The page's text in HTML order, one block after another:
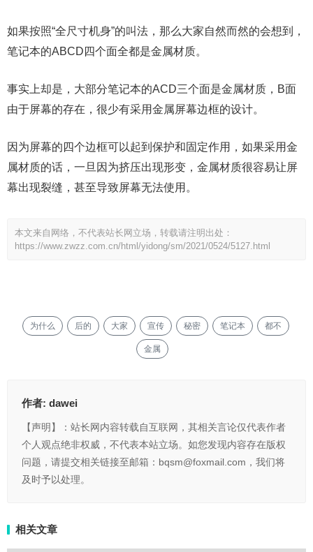
如果按照“全尺寸机身”的叫法，那么大家自然而然的会想到，
笔记本的ABCD四个面全都是金属材质。
事实上却是，大部分笔记本的ACD三个面是金属材质，B面
由于屏幕的存在，很少有采用金属屏幕边框的设计。
因为屏幕的四个边框可以起到保护和固定作用，如果采用金
属材质的话，一旦因为挤压出现形变，金属材质很容易让屏
幕出现裂缝，甚至导致屏幕无法使用。
本文来自网络，不代表站长网立场，转载请注明出处：
https://www.zwzz.com.cn/html/yidong/sm/2021/0524/5127.html
为什么 后的 大家 宣传 秘密 笔记本 都不
金属
作者: dawei
【声明】：站长网内容转载自互联网，其相关言论仅代表作者
个人观点绝非权威，不代表本站立场。如您发现内容存在版权
问题，请提交相关链接至邮箱：bqsm@foxmail.com，我们将
及时予以处理。
相关文章